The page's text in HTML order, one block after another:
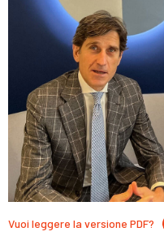
Vuoi leggere la versione PDF?